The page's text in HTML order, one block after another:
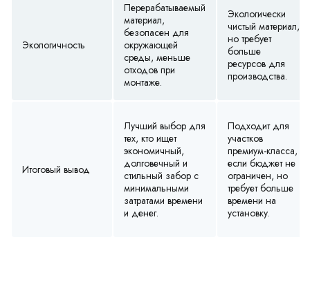
Экологичность
Перерабатываемый
материал,
безопасен для
окружающей
среды, меньше
отходов при
монтаже.
Экологически
чистый материал,
но требует
больше
ресурсов для
производства.
Итоговый вывод
Лучший выбор для
тех, кто ищет
экономичный,
долговечный и
стильный забор с
минимальными
затратами времени
и денег.
Подходит для
участков
премиум-класса,
если бюджет не
ограничен, но
требует больше
времени на
установку.